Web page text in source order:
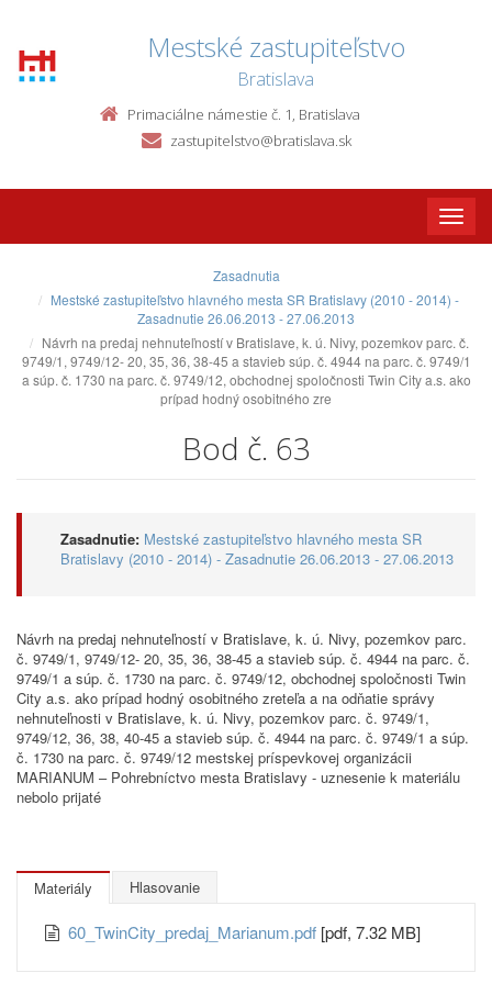
Mestské zastupiteľstvo
Bratislava
Primaciálne námestie č. 1, Bratislava
zastupitelstvo@bratislava.sk
Toggle
Zasadnutia
Mestské zastupiteľstvo hlavného mesta SR Bratislavy (2010 - 2014) -
Zasadnutie 26.06.2013 - 27.06.2013
Návrh na predaj nehnuteľností v Bratislave, k. ú. Nivy, pozemkov parc. č.
9749/1, 9749/12- 20, 35, 36, 38-45 a stavieb súp. č. 4944 na parc. č. 9749/1
a súp. č. 1730 na parc. č. 9749/12, obchodnej spoločnosti Twin City a.s. ako
prípad hodný osobitného zre
Bod č. 63
Zasadnutie: Mestské zastupiteľstvo hlavného mesta SR
Bratislavy (2010 - 2014) - Zasadnutie 26.06.2013 - 27.06.2013
Návrh na predaj nehnuteľností v Bratislave, k. ú. Nivy, pozemkov parc.
č. 9749/1, 9749/12- 20, 35, 36, 38-45 a stavieb súp. č. 4944 na parc. č.
9749/1 a súp. č. 1730 na parc. č. 9749/12, obchodnej spoločnosti Twin
City a.s. ako prípad hodný osobitného zreteľa a na odňatie správy
nehnuteľnosti v Bratislave, k. ú. Nivy, pozemkov parc. č. 9749/1,
9749/12, 36, 38, 40-45 a stavieb súp. č. 4944 na parc. č. 9749/1 a súp.
č. 1730 na parc. č. 9749/12 mestskej príspevkovej organizácii
MARIANUM – Pohrebníctvo mesta Bratislavy - uznesenie k materiálu
nebolo prijaté
Materiály Hlasovanie
60_TwinCity_predaj_Marianum.pdf [pdf, 7.32 MB]